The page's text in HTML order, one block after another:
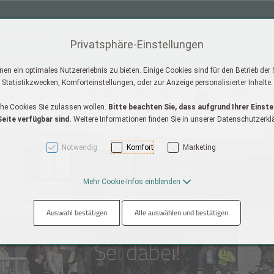
+ 2]
Klimaschutz
neue Art
Sei dabei!
Privatsphäre-Einstellungen
ein optimales Nutzererlebnis zu bieten. Einige Cookies sind für den Betrieb der
Statistikzwecken, Komforteinstellungen, oder zur Anzeige personalisierter Inhalte.
Cookies Sie zulassen wollen. Bitte beachten Sie, dass aufgrund Ihrer
verfügbar sind. Weitere Informationen finden Sie in unserer
Notwendig Komfort Marketing
Mehr Cookie-Infos einblenden
Auswahl bestätigen Alle auswählen und bestätigen